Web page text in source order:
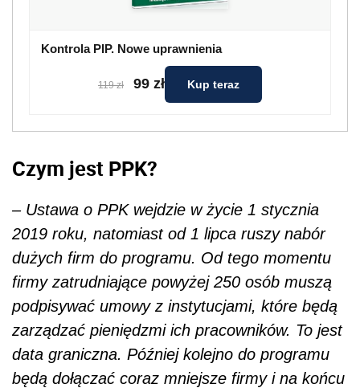
Kontrola PIP. Nowe uprawnienia
119 zł 99 zł Kup teraz
Czym jest PPK?
– Ustawa o PPK wejdzie w życie 1 stycznia
2019 roku, natomiast od 1 lipca ruszy nabór
dużych firm do programu. Od tego momentu
firmy zatrudniające powyżej 250 osób muszą
podpisywać umowy z instytucjami, które będą
zarządzać pieniędzmi ich pracowników. To jest
data graniczna. Później kolejno do programu
będą dołączać coraz mniejsze firmy i na końcu